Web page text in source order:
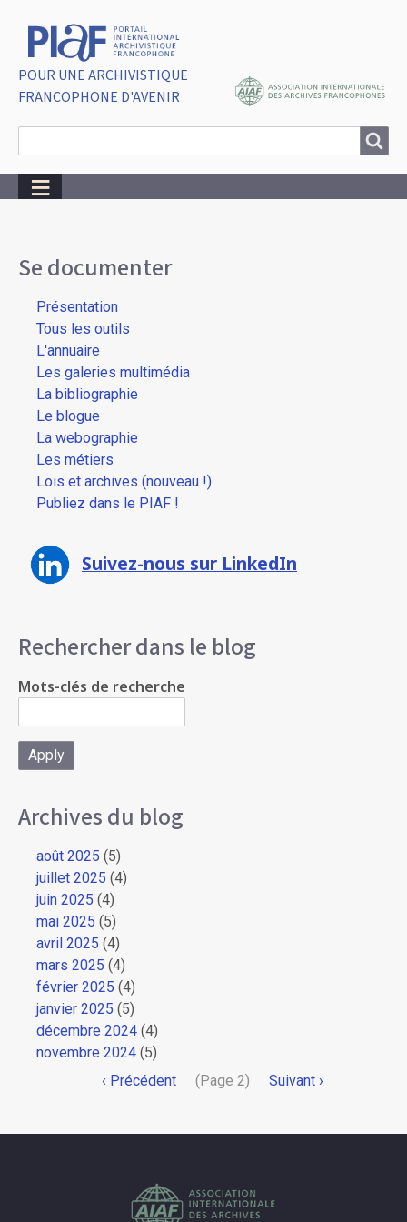
POUR UNE ARCHIVISTIQUE
FRANCOPHONE D'AVENIR
Se documenter
Présentation
Tous les outils
L'annuaire
Les galeries multimédia
La bibliographie
Le blogue
La webographie
Les métiers
Lois et archives (nouveau !)
Publiez dans le PIAF !
Suivez-nous sur LinkedIn
Rechercher dans le blog
Mots-clés de recherche
Archives du blog
août 2025 (5)
juillet 2025 (4)
juin 2025 (4)
mai 2025 (5)
avril 2025 (4)
mars 2025 (4)
février 2025 (4)
janvier 2025 (5)
décembre 2024 (4)
novembre 2024 (5)
PaginationPage
‹ Précédent (Page 2)
Page
Suivant ›